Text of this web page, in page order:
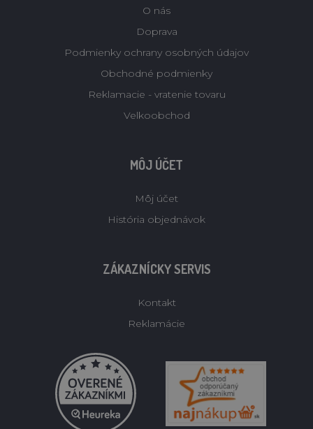
O nás
Doprava
Podmienky ochrany osobných údajov
Obchodné podmienky
Reklamacie - vratenie tovaru
Velkoobchod
MÔJ ÚČET
Môj účet
História objednávok
ZÁKAZNÍCKY SERVIS
Kontakt
Reklamácie